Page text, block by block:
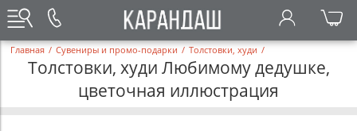
Главная / Сувениры и промо-подарки / Толстовки, худи /
Толстовки, худи Любимому дедушке,
цветочная иллюстрация